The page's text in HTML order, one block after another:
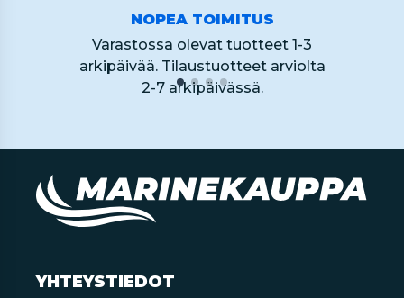
NOPEA TOIMITUS
Varastossa olevat tuotteet 1-3
arkipäivää. Tilaustuotteet arviolta
2-7 arkipäivässä.
YHTEYSTIEDOT